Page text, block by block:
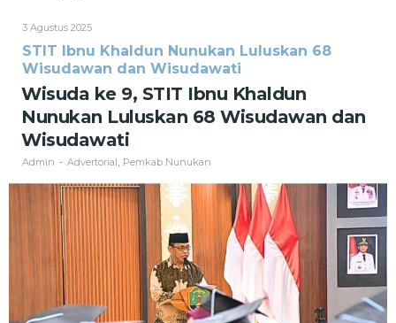
Ibnu
Khaldun
Luluskan
68
Wisudawati
3 Agustus 2025Oleh
STIT Ibnu Khaldun Nunukan Luluskan 68
Wisudawan dan Wisudawati
Wisuda ke 9, STIT Ibnu Khaldun
Nunukan Luluskan 68 Wisudawan dan
Wisudawati
Admin - Advertorial Pemkab Nunukan